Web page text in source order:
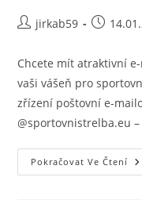
jirkab59
Chcete mít atraktivní
vaši vášeň pro
zřízení poštovní e-
@sportovnistrelba.eu
Pokračovat Ve Čtení